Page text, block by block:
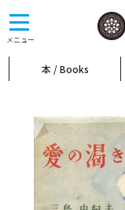
メニュー
toggle
navigation
本 / Books